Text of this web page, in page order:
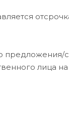
лица на